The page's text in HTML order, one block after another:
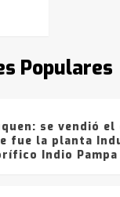
Populares
detenidos por
de
del sábado
se vendió
fue la planta
Indio Pampa